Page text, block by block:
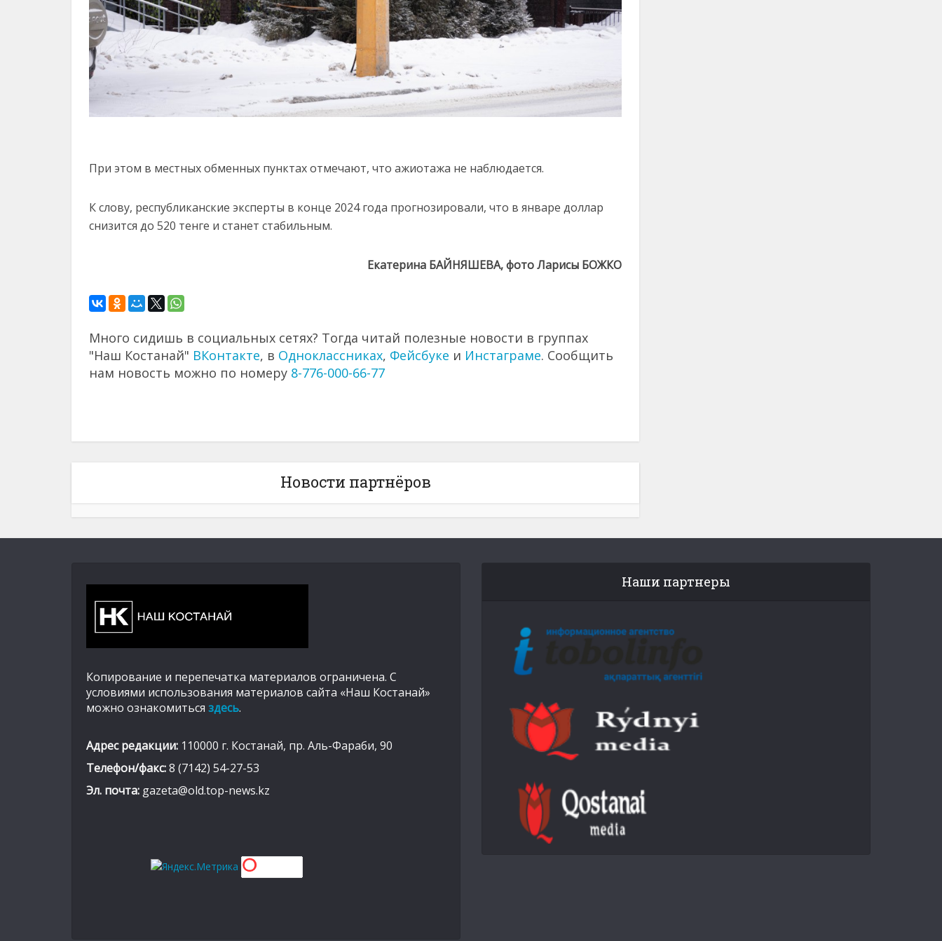
При этом в местных обменных пунктах отмечают, что ажиотажа не наблюдается.
К слову, республиканские эксперты в конце 2024 года прогнозировали, что в январе доллар
снизится до 520 тенге и станет стабильным.
Екатерина БАЙНЯШЕВА, фото Ларисы БОЖКО
Много сидишь в социальных сетях? Тогда читай полезные новости в группах
"Наш Костанай" ВКонтакте, в Одноклассниках, Фейсбуке и Инстаграме. Сообщить
нам новость можно по номеру 8-776-000-66-77
Новости партнёров
Копирование и перепечатка материалов ограничена. С
условиями использования материалов сайта «Наш Костанай»
можно ознакомиться здесь.
Адрес редакции: 110000 г. Костанай, пр. Аль-Фараби, 90
Телефон/факс:8 (7142) 54-27-53
Эл. почта: gazeta@old.top-news.kz
Наши партнеры